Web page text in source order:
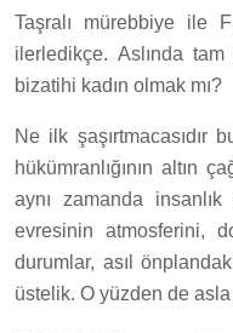
Taşralı mürebbiye ile
ilerledikçe. Aslında
bizatihi kadın olmak mı?
Ne ilk şaşırtmacasıdır
hükümranlığının altın
aynı zamanda
evresinin atmosferini,
durumlar, asıl
üstelik. O yüzden de asla